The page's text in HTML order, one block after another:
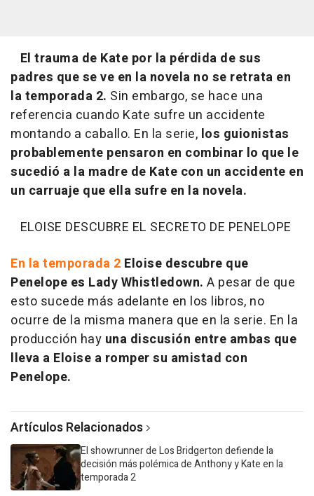
El trauma de Kate por la pérdida de sus
padres que se ve en la novela no se retrata en
la temporada 2. Sin embargo, se hace una
referencia cuando Kate sufre un accidente
montando a caballo. En la serie, los guionistas
probablemente pensaron en combinar lo que le
sucedió a la madre de Kate con un accidente en
un carruaje que ella sufre en la novela.
ELOISE DESCUBRE EL SECRETO DE PENELOPE
En la temporada 2 Eloise descubre que
Penelope es Lady Whistledown. A pesar de que
esto sucede más adelante en los libros, no
ocurre de la misma manera que en la serie. En la
producción hay una discusión entre ambas que
lleva a Eloise a romper su amistad con
Penelope.
Artículos Relacionados
El showrunner de Los Bridgerton defiende la
decisión más polémica de Anthony y Kate en la
temporada 2